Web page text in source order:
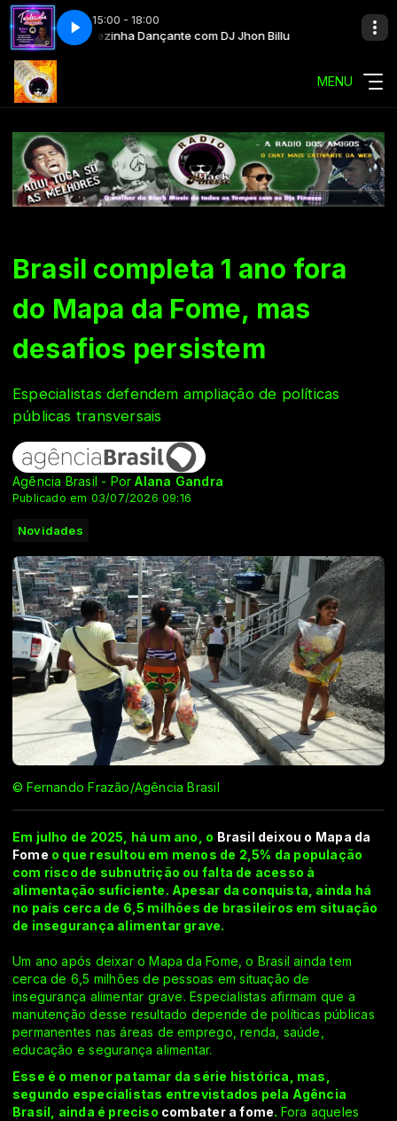
15:00 - 18:00
Tardezinha Dançante com DJ Jhon Billu Tardezinha
Programação Automática com DJ Black Finesse
MENU
Brasil completa 1 ano fora
do Mapa da Fome, mas
desafios persistem
Especialistas defendem ampliação de políticas
públicas transversais
Agência Brasil - PorAlana Gandra
Publicado em 03/07/2026 09:16
Novidades
© Fernando Frazão/Agência Brasil
Em julho de 2025, há um ano, o Brasil deixou o Mapa da
Fome o que resultou em menos de 2,5% da população
com risco de subnutrição ou falta de acesso à
alimentação suficiente. Apesar da conquista, ainda há
no país cerca de 6,5 milhões de brasileiros em situação
de insegurança alimentar grave.
Um ano após deixar o Mapa da Fome, o Brasil ainda tem
cerca de 6,5 milhões de pessoas em situação de
insegurança alimentar grave. Especialistas afirmam que a
manutenção desse resultado depende de políticas públicas
permanentes nas áreas de emprego, renda, saúde,
educação e segurança alimentar.
Esse é o menor patamar da série histórica, mas,
segundo especialistas entrevistados pela Agência
Brasil, ainda é preciso combater a fome. Fora aqueles